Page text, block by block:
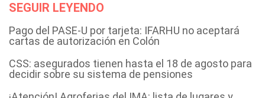
SEGUIR LEYENDO
Pago del PASE-U por tarjeta: IFARHU no aceptará
cartas de autorización en Colón
CSS: asegurados tienen hasta el 18 de agosto para
decidir sobre su sistema de pensiones